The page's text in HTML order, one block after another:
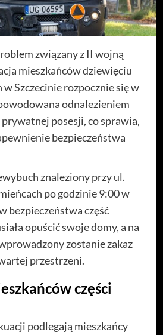
związany z II wojną
mieszkańców dziewięciu
w Szczecinie rozpocznie się w
odnalezieniem
posesji, co sprawia,
bezpieczeństwa
znaleziony przy ul.
po godzinie 9:00 w
bezpieczeństwa część
opuścić swoje domy, a na
zostanie zakaz
przestrzeni.
części
podlegają mieszkańcy